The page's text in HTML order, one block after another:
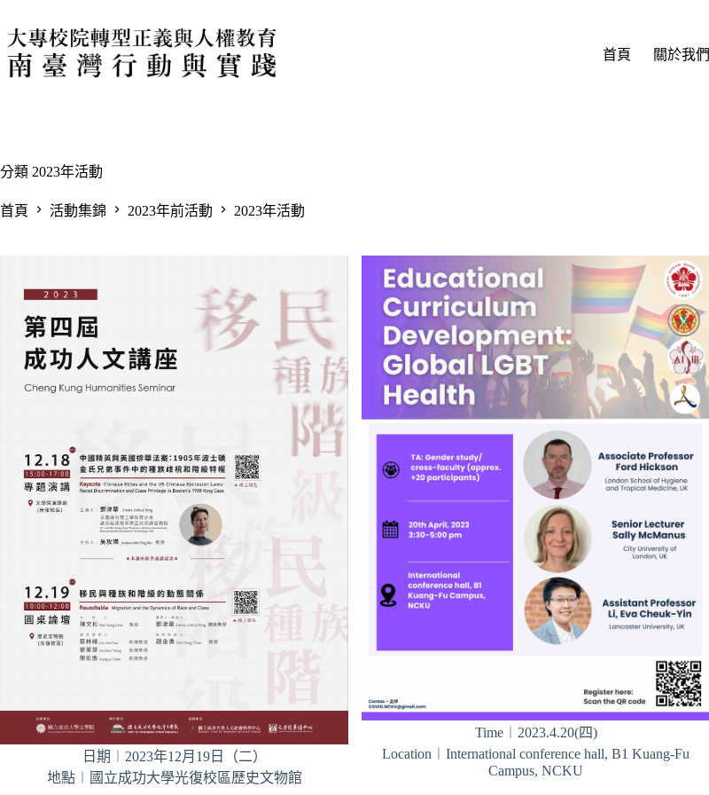
至
主
要
首頁 關於我們
分類 2023年活動
首頁 活動集錦 2023年前活動 2023年活動
日期︱2023年12月19日（二）
地點︱國立成功大學光復校區歷史文物館
Time︱2023.4.20(四)
Location︱International conference hall, B1 Kuang-Fu
Campus, NCKU